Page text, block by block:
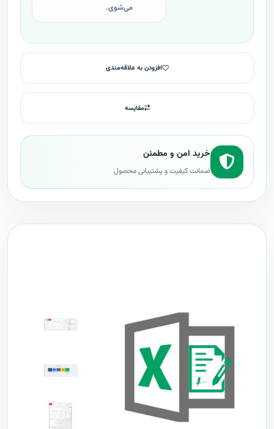
می‌شوی.
افزودن به علاقه‌مندی
مقایسه
خرید امن و مطمئن
ضمانت کیفیت و پشتیبانی محصول